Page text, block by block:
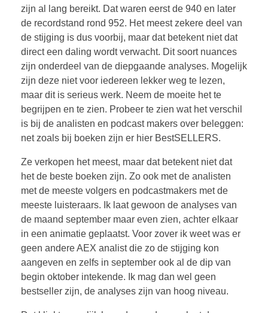
zijn al lang bereikt. Dat waren eerst de 940 en later
de recordstand rond 952. Het meest zekere deel van
de stijging is dus voorbij, maar dat betekent niet dat
direct een daling wordt verwacht. Dit soort nuances
zijn onderdeel van de diepgaande analyses. Mogelijk
zijn deze niet voor iedereen lekker weg te lezen,
maar dit is serieus werk. Neem de moeite het te
begrijpen en te zien. Probeer te zien wat het verschil
is bij de analisten en podcast makers over beleggen:
net zoals bij boeken zijn er hier BestSELLERS.
Ze verkopen het meest, maar dat betekent niet dat
het de beste boeken zijn. Zo ook met de analisten
met de meeste volgers en podcastmakers met de
meeste luisteraars. Ik laat gewoon de analyses van
de maand september maar even zien, achter elkaar
in een animatie geplaatst. Voor zover ik weet was er
geen andere AEX analist die zo de stijging kon
aangeven en zelfs in september ook al de dip van
begin oktober intekende. Ik mag dan wel geen
bestseller zijn, de analyses zijn van hoog niveau.